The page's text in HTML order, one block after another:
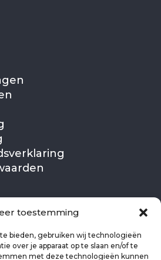
toestemming
bieden, gebruiken wij technologieën
over je apparaat op te slaan en/of te
met deze technologieën kunnen